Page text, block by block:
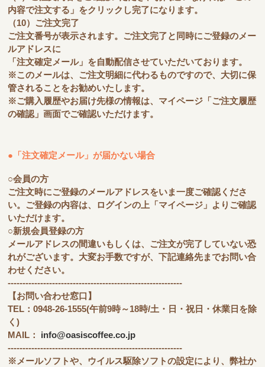
内容で注文する」をクリックし完了になります。
（10）ご注文完了
ご注文番号が表示されます。ご注文完了と同時にご登録のメー
ルアドレスに
「注文確定メール」を自動配信させていただいております。
※このメールは、ご注文明細に代わるものですので、大切に保
管されることをお勧めいたします。
※ご購入履歴やお届け先様の情報は、マイページ「ご注文履歴
の確認」画面でご確認いただけます。
●「注文確定メール」が届かない場合
○会員の方
ご注文時にご登録のメールアドレスをいま一度ご確認くださ
い。ご登録の内容は、ログインの上「マイページ」よりご確認
いただけます。
○新規会員登録の方
メールアドレスの間違いもしくは、ご注文が完了していない恐
れがございます。大変お手数ですが、下記連絡先までお問い合
わせください。
-----------------------------------------------------------
【お問い合わせ窓口】
TEL：0948-26-1555(午前9時～18時/土・日・祝日・休業日を除
く)
MAIL： info@oasiscoffee.co.jp
-----------------------------------------------------------
※メールソフトや、ウイルス駆除ソフトの設定により、弊社か